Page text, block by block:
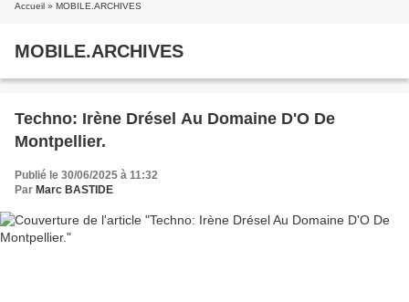
Accueil » MOBILE.ARCHIVES
MOBILE.ARCHIVES
Techno: Irène Drésel Au Domaine D'O De
Montpellier.
Publié le 30/06/2025 à 11:32
Par Marc BASTIDE